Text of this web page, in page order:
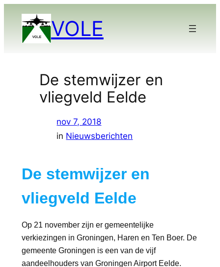
VOLE
De stemwijzer en
vliegveld Eelde
nov 7, 2018
in Nieuwsberichten
De stemwijzer en
vliegveld Eelde
Op 21 november zijn er gemeentelijke
verkiezingen in Groningen, Haren en Ten Boer. De
gemeente Groningen is een van de vijf
aandeelhouders van Groningen Airport Eelde.